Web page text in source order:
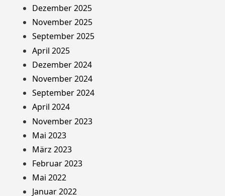
Dezember 2025
November 2025
September 2025
April 2025
Dezember 2024
November 2024
September 2024
April 2024
November 2023
Mai 2023
März 2023
Februar 2023
Mai 2022
Januar 2022